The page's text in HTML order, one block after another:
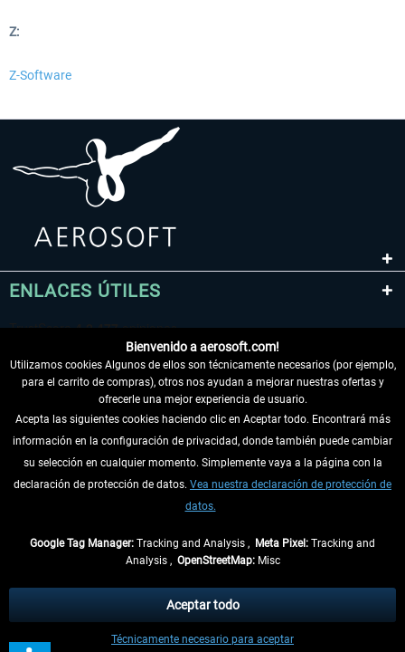
Z:
Z-Software
ENLACES ÚTILES
DESISTIR DEL CONTRATO
INFORMACIÓN
tasas de recepción si no se describe lo contrario
** De aplicación a envíos dentro de Alemania. Los plazos de envío para los
demás países se pueden consultar en lainformación de envío
Bienvenido a aerosoft.com!
Utilizamos cookies Algunos de ellos son técnicamente necesarios (por ejemplo,
para el carrito de compras), otros nos ayudan a mejorar nuestras ofertas y
ofrecerle una mejor experiencia de usuario.
Acepta las siguientes cookies haciendo clic en Aceptar todo. Encontrará más
información en la configuración de privacidad, donde también puede cambiar
su selección en cualquier momento. Simplemente vaya a la página con la
declaración de protección de datos. Vea nuestra declaración de protección de
datos.
Google Tag Manager: Tracking and Analysis , Meta Pixel: Tracking and
Analysis , OpenStreetMap:Misc
Técnicamente necesario para aceptar
Aceptar todo